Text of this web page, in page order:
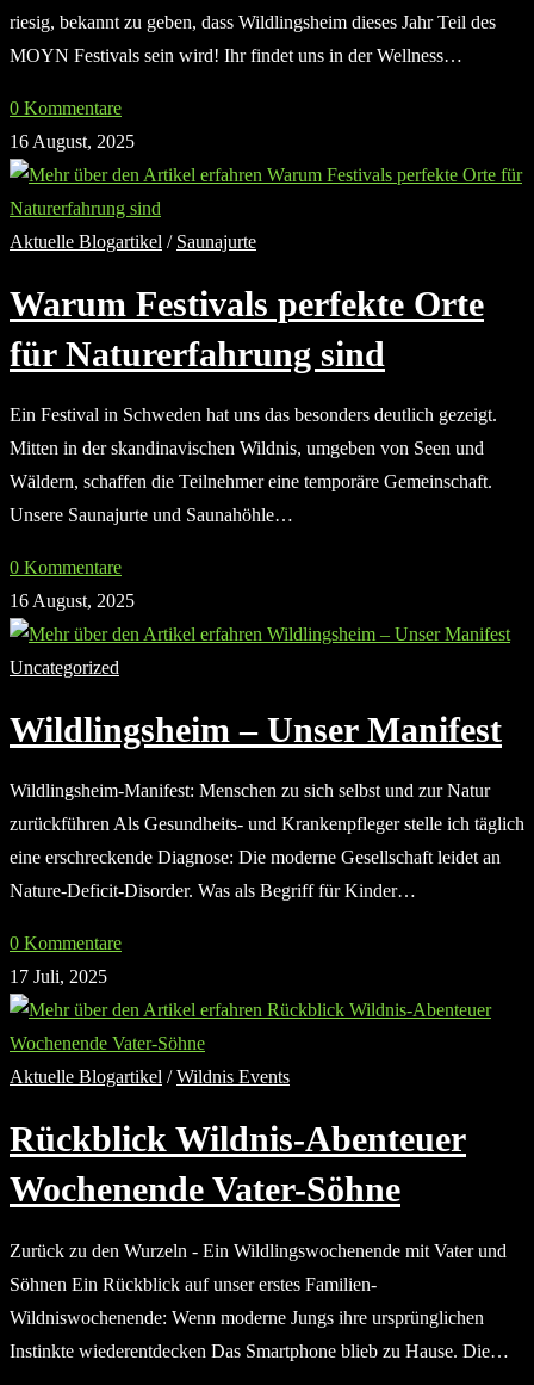
riesig, bekannt zu geben, dass Wildlingsheim dieses Jahr Teil des
MOYN Festivals sein wird! Ihr findet uns in der Wellness…
0 Kommentare
16 August, 2025
Aktuelle Blogartikel / Saunajurte
Warum Festivals perfekte Orte
für Naturerfahrung sind
Ein Festival in Schweden hat uns das besonders deutlich gezeigt.
Mitten in der skandinavischen Wildnis, umgeben von Seen und
Wäldern, schaffen die Teilnehmer eine temporäre Gemeinschaft.
Unsere Saunajurte und Saunahöhle…
0 Kommentare
16 August, 2025
Uncategorized
Wildlingsheim – Unser Manifest
Wildlingsheim-Manifest: Menschen zu sich selbst und zur Natur
zurückführen Als Gesundheits- und Krankenpfleger stelle ich täglich
eine erschreckende Diagnose: Die moderne Gesellschaft leidet an
Nature-Deficit-Disorder. Was als Begriff für Kinder…
0 Kommentare
17 Juli, 2025
Aktuelle Blogartikel /Wildnis Events
Rückblick Wildnis-Abenteuer
Wochenende Vater-Söhne
Zurück zu den Wurzeln - Ein Wildlingswochenende mit Vater und
Söhnen Ein Rückblick auf unser erstes Familien-
Wildniswochenende: Wenn moderne Jungs ihre ursprünglichen
Instinkte wiederentdecken Das Smartphone blieb zu Hause. Die…